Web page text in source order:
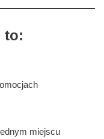
to:
miejscu